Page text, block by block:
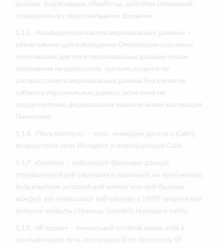
данных, подлежащих обработке, действия (операции),
совершаемые с персональными данными;
1.1.5. «Конфиденциальность персональных данных» –
обязательное для соблюдения Оператором или иным
получившим доступ к персональным данным лицом
требование не раскрывать третьим лицам и не
распространять персональные данные без согласия
субъекта персональных данных, если иное не
предусмотрено федеральным законом и/или настоящей
Политикой.
1.1.6. «Пользователь» – лицо, имеющее доступ к Сайту,
посредством сети Интернет и использующее Сайт.
1.1.7. «Cookies» – небольшой фрагмент данных,
отправленный веб-сервером и хранимый на компьютере
пользователя, который веб-клиент или веб-браузер
каждый раз пересылает веб-серверу в HTTP-запросе при
попытке открыть страницу соответствующего сайта.
1.1.8. «IP-адрес» – уникальный сетевой адрес узла в
компьютерной сети, построенной по протоколу IP.